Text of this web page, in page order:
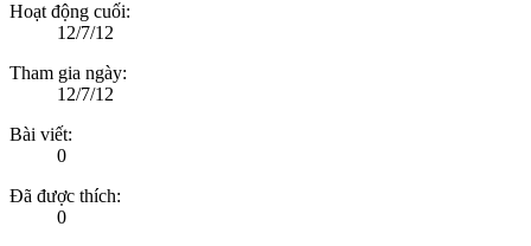
Hoạt động cuối:
12/7/12
Tham gia ngày:
12/7/12
Bài viết:
0
Đã được thích:
0